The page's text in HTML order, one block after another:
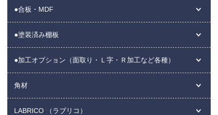
●合板・MDF
●塗装済み棚板
●加工オプション（面取り・Ｌ字・Ｒ加工など各種）
角材
LABRICO （ラブリコ）